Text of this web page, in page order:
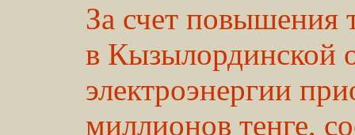
За счет повышения
в Кызылординской
электроэнергии
миллионов тенге,